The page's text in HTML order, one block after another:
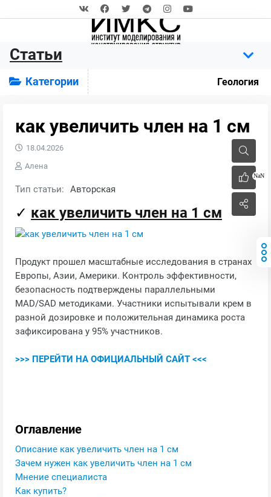
Статьи
Категории Геология
как увеличить член на 1 см
NaN
18.04.2026
Алена
Тип статьи: Авторская
✓ как увеличить член на 1 см
Продукт прошел масштабные исследования в странах
Европы, Азии, Америки. Контроль эффективности,
безопасность подтверждены параллельными
MAD/SAD методиками. Участники испытывали крем в
разной дозировке и положительная динамика роста
зафиксирована у 95% участников.
>>> ПЕРЕЙТИ НА ОФИЦИАЛЬНЫЙ САЙТ <<<
Оглавление
Описание как увеличить член на 1 см
Зачем нужен как увеличить член на 1 см
Мнение специалиста
Как купить?